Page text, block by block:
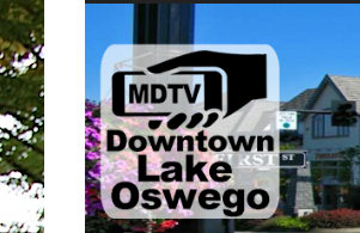
SKIP
TO
CONTENT